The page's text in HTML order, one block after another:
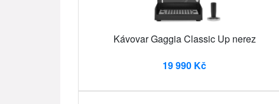
Kávovar Gaggia Classic Up nerez
19 990 Kč